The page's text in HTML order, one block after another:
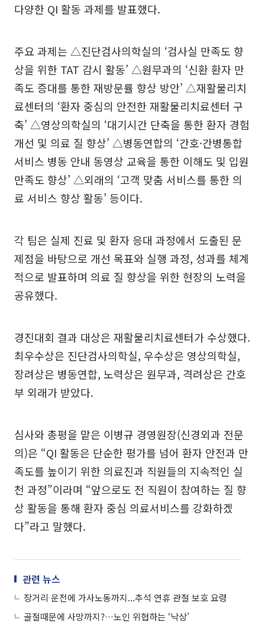
다양한 QI 활동 과제를 발표했다.
주요 과제는 △진단검사의학실의 ‘검사실 만족도 향
상을 위한 TAT 감시 활동’ △원무과의 ‘신환 환자 만
족도 증대를 통한 재방문률 향상 방안’ △재활물리치
료센터의 ‘환자 중심의 안전한 재활물리치료센터 구
축’ △영상의학실의 ‘대기시간 단축을 통한 환자 경험
개선 및 의료 질 향상’ △병동연합의 ‘간호·간병통합
서비스 병동 안내 동영상 교육을 통한 이해도 및 입원
만족도 향상’ △외래의 ‘고객 맞춤 서비스를 통한 의
료 서비스 향상 활동’ 등이다.
각 팀은 실제 진료 및 환자 응대 과정에서 도출된 문
제점을 바탕으로 개선 목표와 실행 과정, 성과를 체계
적으로 발표하며 의료 질 향상을 위한 현장의 노력을
공유했다.
경진대회 결과 대상은 재활물리치료센터가 수상했다.
최우수상은 진단검사의학실, 우수상은 영상의학실,
장려상은 병동연합, 노력상은 원무과, 격려상은 간호
부 외래가 받았다.
심사와 총평을 맡은 이병규 경영원장(신경외과 전문
의)은 “QI 활동은 단순한 평가를 넘어 환자 안전과 만
족도를 높이기 위한 의료진과 직원들의 지속적인 실
천 과정”이라며 “앞으로도 전 직원이 참여하는 질 향
상 활동을 통해 환자 중심 의료서비스를 강화하겠
다”라고 말했다.
관련 뉴스
장거리 운전에 가사노동까지...추석 연휴 관절 보호 요령
골절때문에 사망까지?…노인 위협하는 ‘낙상’